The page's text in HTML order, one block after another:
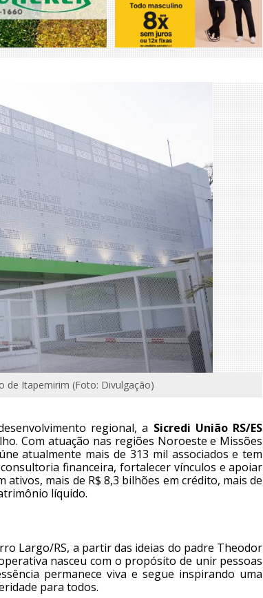
de Itapemirim (Foto: Divulgação)
regional, a Sicredi União RS/ES
Com atuação nas regiões Noroeste e Missões
atualmente mais de 313 mil associados e tem
financeira, fortalecer vínculos e apoiar
ativos, mais de R$ 8,3 bilhões em crédito, mais de
líquido.
Largo/RS, a partir das ideias do padre Theodor
nasceu com o propósito de unir pessoas
permanece viva e segue inspirando uma
para todos.